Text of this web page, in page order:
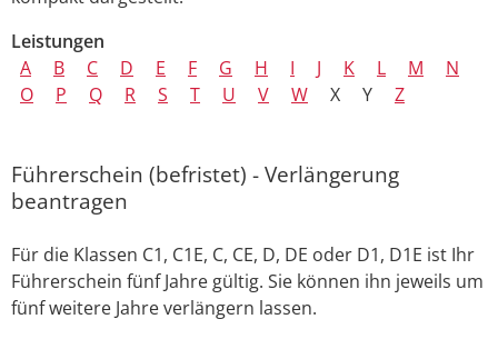
Leistungen
A
B C D E F G H I J K L M
N
O
P Q R S T U V W X Y Z
Führerschein (befristet) - Verlängerung
beantragen
Für die Klassen C1, C1E, C, CE, D, DE oder D1, D1E ist Ihr
Führerschein fünf Jahre gültig. Sie können ihn jeweils um
fünf weitere Jahre verlängern lassen.